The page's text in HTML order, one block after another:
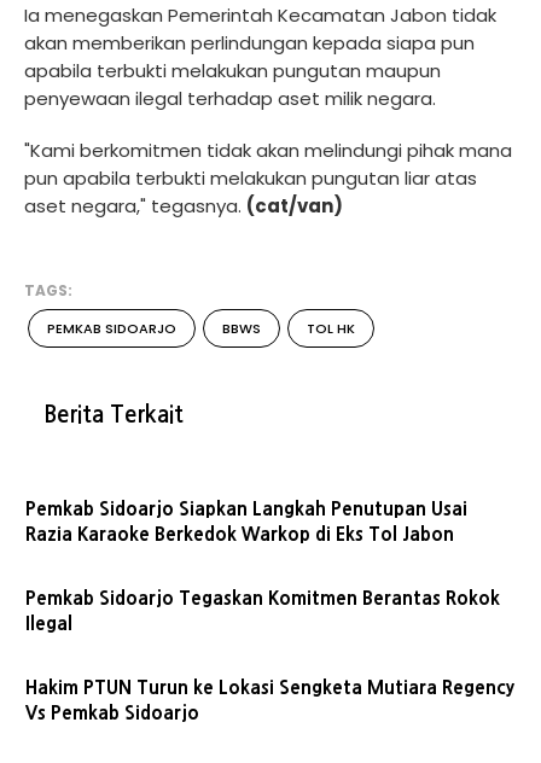
Ia menegaskan Pemerintah Kecamatan Jabon tidak
akan memberikan perlindungan kepada siapa pun
apabila terbukti melakukan pungutan maupun
penyewaan ilegal terhadap aset milik negara.
"Kami berkomitmen tidak akan melindungi pihak mana
pun apabila terbukti melakukan pungutan liar atas
aset negara," tegasnya. (cat/van)
TAGS:
PEMKAB SIDOARJO BBWS TOL HK
Berita Terkait
Pemkab Sidoarjo Siapkan Langkah Penutupan Usai
Razia Karaoke Berkedok Warkop di Eks Tol Jabon
Pemkab Sidoarjo Tegaskan Komitmen Berantas Rokok
Ilegal
Hakim PTUN Turun ke Lokasi Sengketa Mutiara Regency
Vs Pemkab Sidoarjo